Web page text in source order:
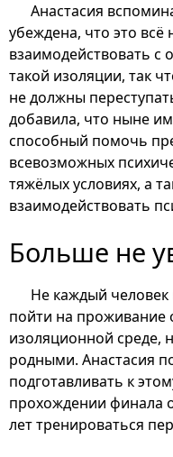
Анастасия
убеждена, что это
взаимодействовать
такой изоляции, так
не должны
добавила, что ныне
способный помочь
всевозможных
тяжёлых условиях, а
взаимодействовать
Больше не
Не каждый человек
пойти на проживание
изоляционной среде,
родными. Анастасия
подготавливать к
прохождении финала
лет тренироваться